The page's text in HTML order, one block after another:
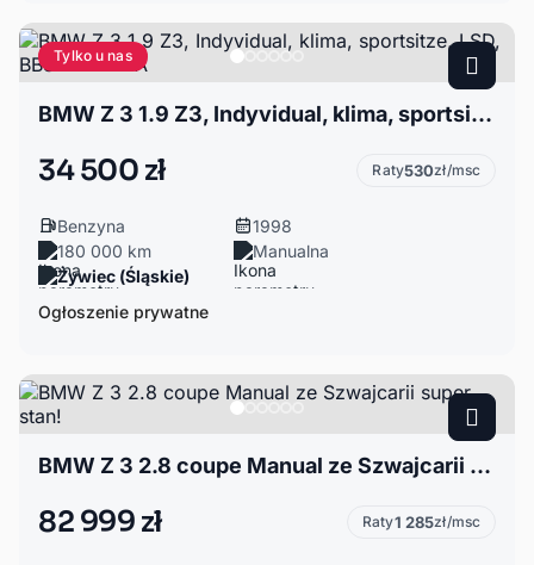
Tylko u nas
BMW Z 3 1.9 Z3, Indyvidual, klima, sportsitze, LSD, BBS ZAMIANA
34 500 zł Raty530zł/msc
Benzyna
1998
180 000 km
Manualna
Żywiec (Śląskie)
Ogłoszenie prywatne
BMW Z 3 2.8 coupe Manual ze Szwajcarii super stan!
82 999 zł Raty1 285zł/msc